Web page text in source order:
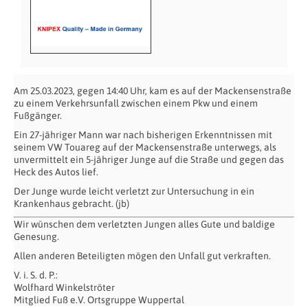
Am 25.03.2023, gegen 14:40 Uhr, kam es auf der Mackensenstraße
zu einem Verkehrsunfall zwischen einem Pkw und einem
Fußgänger.
Ein 27-jähriger Mann war nach bisherigen Erkenntnissen mit
seinem VW Touareg auf der Mackensenstraße unterwegs, als
unvermittelt ein 5-jähriger Junge auf die Straße und gegen das
Heck des Autos lief.
Der Junge wurde leicht verletzt zur Untersuchung in ein
Krankenhaus gebracht. (jb)
Wir wünschen dem verletzten Jungen alles Gute und baldige
Genesung.
Allen anderen Beteiligten mögen den Unfall gut verkraften.
V. i. S. d. P.:
Wolfhard Winkelströter
Mitglied Fuß e.V. Ortsgruppe Wuppertal